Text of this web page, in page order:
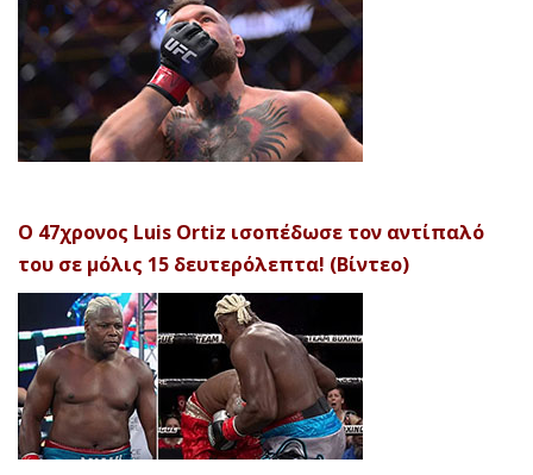
Ο 47χρονος Luis Ortiz ισοπέδωσε τον αντίπαλό
του σε μόλις 15 δευτερόλεπτα! (Βίντεο)